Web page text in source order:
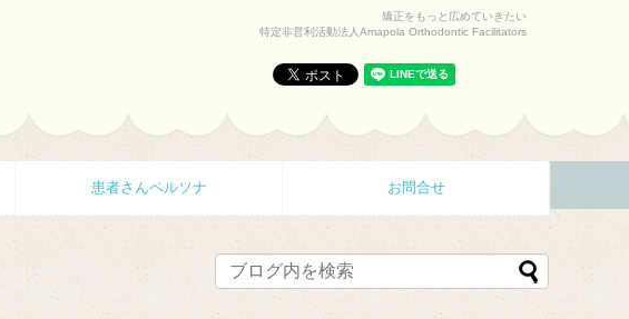
矯正をもっと広めていきたい
特定非営利活動法人Amapola Orthodontic Facilitators
患者さんペルソナ お問合せ